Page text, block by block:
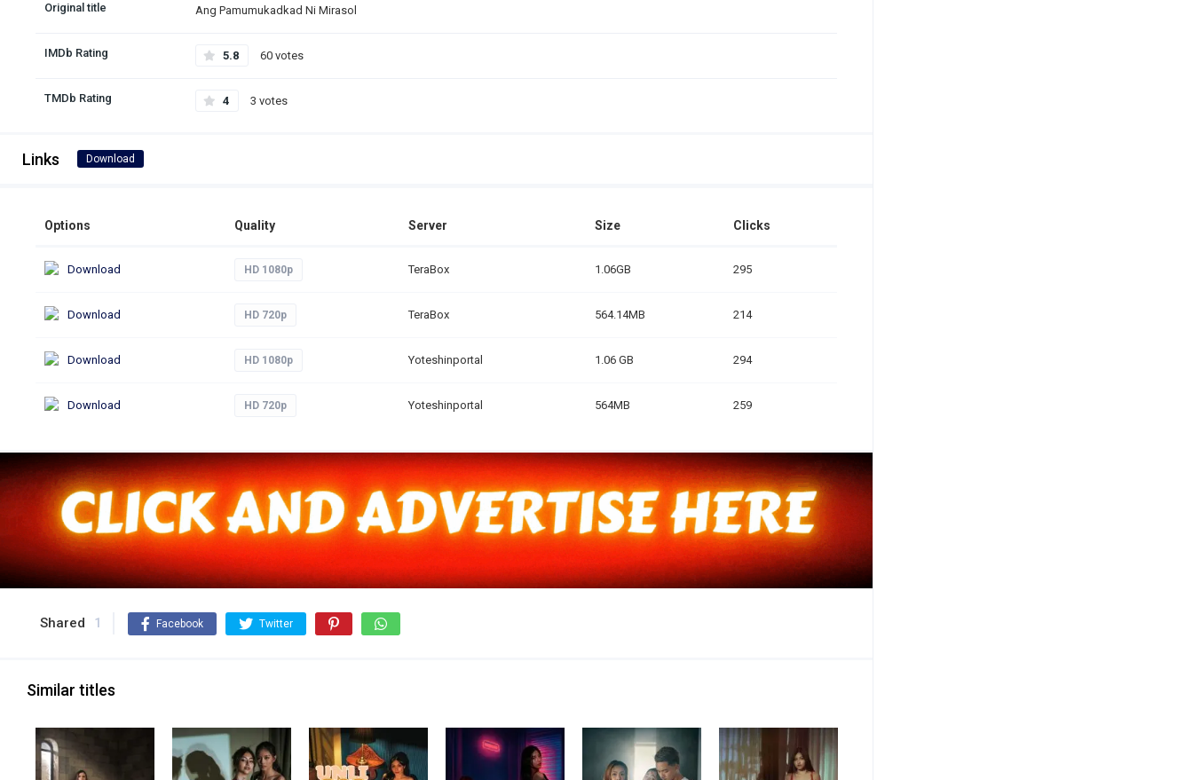
Original title Ang Pamumukadkad Ni Mirasol
IMDb Rating 5.8 60 votes
TMDb Rating 4 3 votes
Links Download
Options Quality Server Size Clicks
Download HD 1080p TeraBox 1.06GB 295
Download HD 720p TeraBox 564.14MB 214
Download HD 1080p Yoteshinportal 1.06 GB 294
Download HD 720p Yoteshinportal 564MB 259
Shared 1 Facebook Twitter
Similar titles